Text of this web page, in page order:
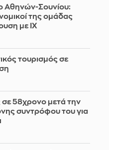
Αθηνών-Σουνίου:
της ομάδας
με ΙΧ
τουρισμός σε
58χρονο μετά την
συντρόφου του για